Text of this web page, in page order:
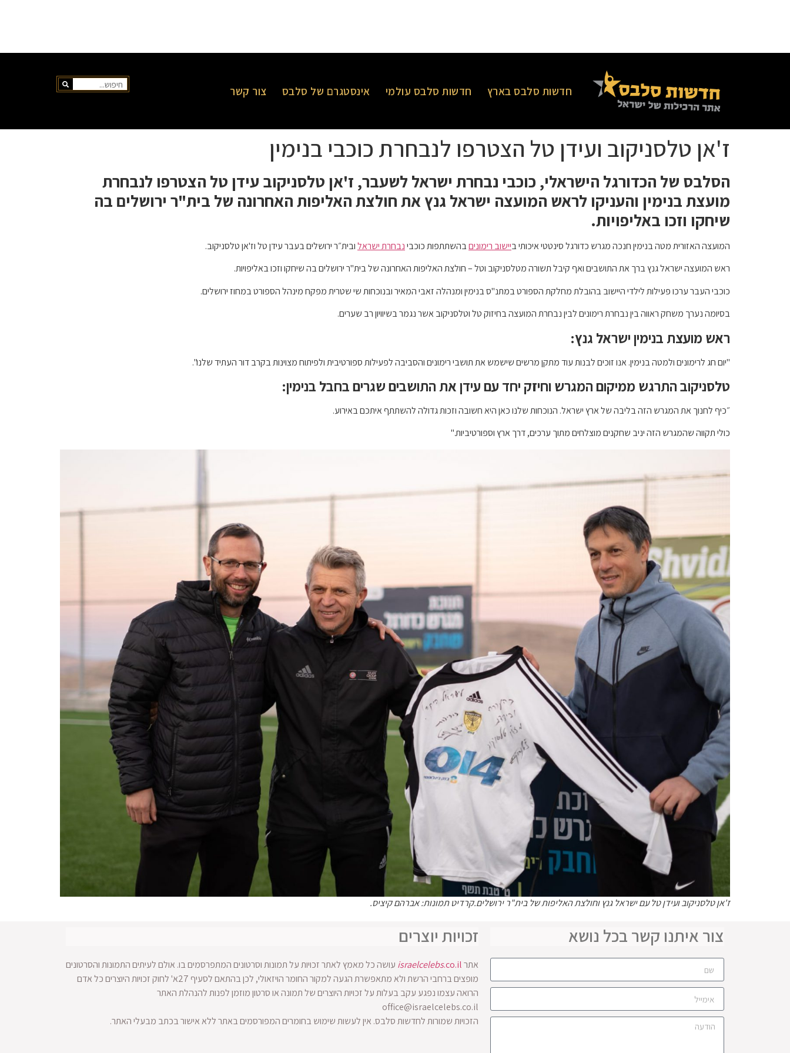
חדשות סלבס בארץ חדשות סלבס עולמי אינסטגרם של סלבס צור קשר
ז'אן טלסניקוב ועידן טל הצטרפו לנבחרת כוכבי בנימין
הסלבס של הכדורגל הישראלי, כוכבי נבחרת ישראל לשעבר, ז'אן טלסניקוב עידן טל הצטרפו לנבחרת
מועצת בנימין והעניקו לראש המועצה ישראל גנץ את חולצת האליפות האחרונה של בית"ר ירושלים בה
שיחקו וזכו באליפויות.
המועצה האזורית מטה בנימין חנכה מגרש כדורגל סינטטי איכותי ביישוב רימוניםבהשתתפות כוכבינבחרת ישראלובית״ר ירושלים בעבר עידן טל וז'אן טלסניקוב.
ראש המועצה ישראל גנץ ברך את התושבים ואף קיבל תשורה מטלסניקוב וטל – חולצת האליפות האחרונה של בית"ר ירושלים בה שיחקו וזכו באליפויות.
כוכבי העבר ערכו פעילות לילדי היישוב בהובלת מחלקת הספורט במתנ"ס בנימין ומנהלה זאבי המאיר ובנוכחות שי שטרית מפקח מינהל הספורט במחוז ירושלים.
בסיומה נערך משחק ראווה בין נבחרת רימונים לבין נבחרת המועצה בחיזוק טל וטלסניקוב אשר נגמר בשיוויון רב שערים.
ראש מועצת בנימין ישראל גנץ:
"יום חג לרימונים ולמטה בנימין. אנו זוכים לבנות עוד מתקן מרשים שישמש את תושבי רימונים והסביבה לפעילות ספורטיבית ולפיתוח מצוינות בקרב דור העתיד שלנו".
טלסניקוב התרגש ממיקום המגרש וחיזק יחד עם עידן את התושבים שגרים בחבל בנימין:
״כיף לחנוך את המגרש הזה בליבה של ארץ ישראל. הנוכחות שלנו כאן היא חשובה וזכות גדולה להשתתף איתכם באירוע.
כולי תקווה שהמגרש הזה יניב שחקנים מוצלחים מתוך ערכים, דרך ארץ וספורטיביות."
ז'אן טלסניקוב ועידן טל עם ישראל גנץ וחולצת האליפות של בית"ר ירושלים.קרדיט תמונות: אברהם קיציס.
צור איתנו קשר בכל נושא זכויות יוצרים
אתר israelcelebs.co.il
עושה כל מאמץ לאתר זכויות על תמונות וסרטונים המתפרסמים בו. אולם לעיתים התמונות והסרטונים
מופצים ברחבי הרשת ולא מתאפשרת הגעה למקור החומר הויזאולי, לכן בהתאם לסעיף 27א' לחוק זכויות היוצרים כל אדם
הרואה עצמו נפגע עקב בעלות על זכויות היוצרים של תמונה או סרטון מוזמן לפנות להנהלת האתר
office@israelcelebs.co.il
הזכויות שמורות לחדשות סלבס. אין לעשות שימוש בחומרים המפורסמים באתר ללא אישור בכתב מבעלי האתר.